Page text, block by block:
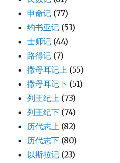
申命记 (77)
约书亚记 (53)
士师记 (44)
路得记 (7)
撒母耳记上 (55)
撒母耳记下 (51)
列王纪上 (73)
列王纪下 (74)
历代志上 (82)
历代志下 (80)
以斯拉记 (23)